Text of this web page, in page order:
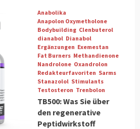
Anabolika
Anapolon Oxymetholone
Bodybuilding Clenbuterol
dianabol Dianabol
Ergänzungen Exemestan
Fat Burners Methandienone
Nandrolone Oxandrolon
Redakteurfavoriten Sarms
Stanazolol Stimulants
Testosteron Trenbolon
TB500: Was Sie über
den regenerative
Peptidwirkstoff